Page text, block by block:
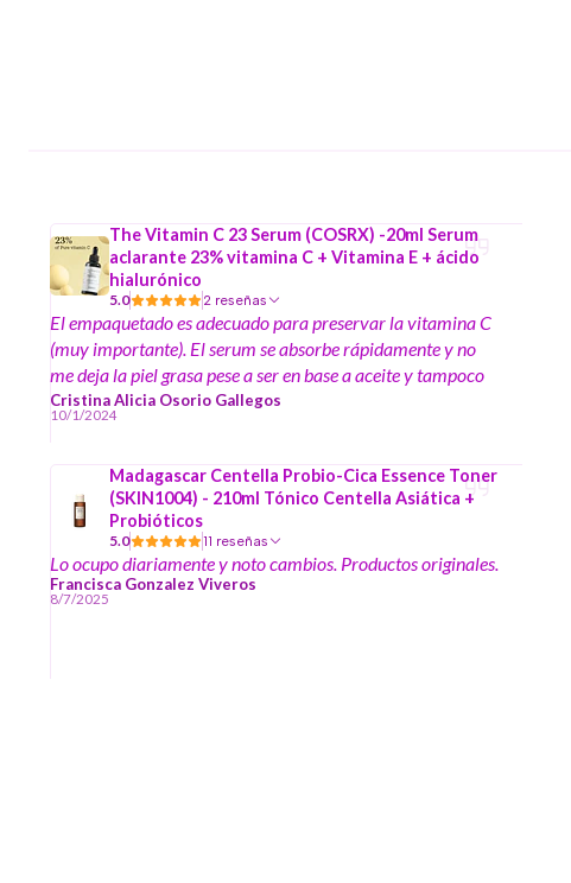
The Vitamin C 23 Serum (COSRX) -20ml Serum
aclarante 23% vitamina C + Vitamina E + ácido
hialurónico
5.0 2 reseñas
El empaquetado es adecuado para preservar la vitamina C
(muy importante). El serum se absorbe rápidamente y no
me deja la piel grasa pese a ser en base a aceite y tampoco
genera residuos al poner otros productos encima.
Cristina Alicia Osorio Gallegos
10/1/2024
Madagascar Centella Probio-Cica Essence Toner
(SKIN1004) - 210ml Tónico Centella Asiática +
Probióticos
5.0 11 reseñas
Lo ocupo diariamente y noto cambios. Productos originales.
Francisca Gonzalez Viveros
8/7/2025